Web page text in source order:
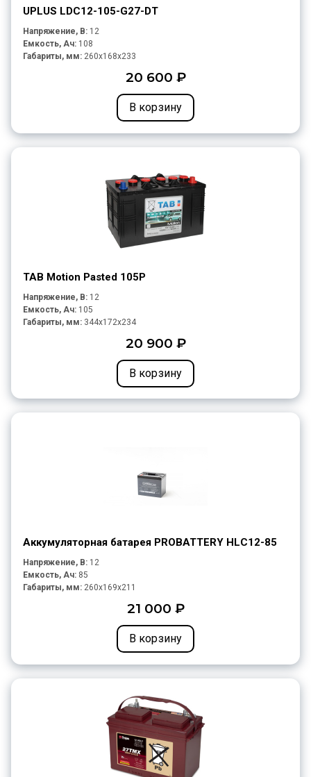
UPLUS LDC12-105-G27-DT
Напряжение, В: 12
Емкость, Ач: 108
Габариты, мм: 260x168x233
20 600 ₽
В корзину
TAB Motion Pasted 105P
Напряжение, В: 12
Емкость, Ач: 105
Габариты, мм: 344x172x234
20 900 ₽
В корзину
Аккумуляторная батарея PROBATTERY HLС12-85
Напряжение, В: 12
Емкость, Ач: 85
Габариты, мм: 260x169x211
21 000 ₽
В корзину